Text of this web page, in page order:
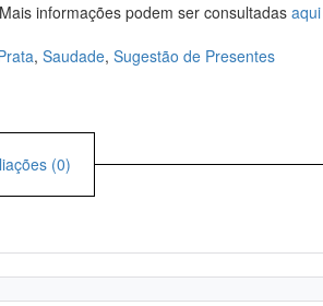
informações podem ser consultadas aqui
, Saudade, Sugestão de Presentes
(0)